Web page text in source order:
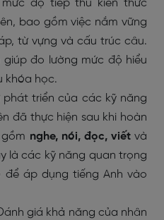
độ tiếp thu kiến thức
bao gồm việc nắm vững
từ vựng và cấu trúc câu.
đo lường mức độ hiểu
khóa học.
phát triển của các kỹ năng
đã thực hiện sau khi hoàn
nghe, nói, đọc, viếtvà
là các kỹ năng quan trọng
để áp dụng tiếng Anh vào
giá khả năng của nhân